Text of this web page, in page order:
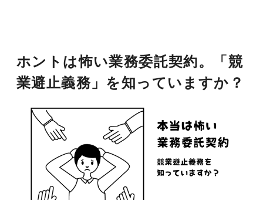
ホントは怖い業務委託契約。「競
業避止義務」を知っていますか？